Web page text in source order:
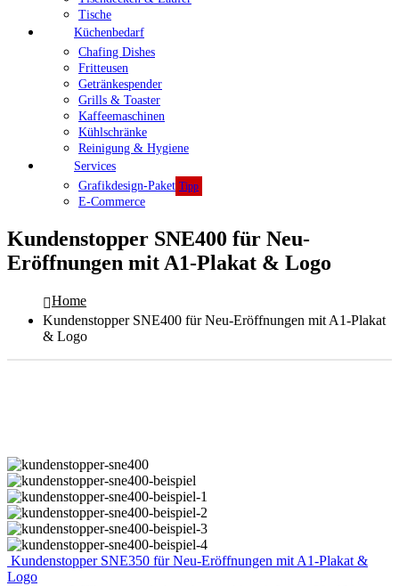
Tische
Küchenbedarf
Chafing Dishes
Fritteusen
Getränkespender
Grills & Toaster
Kaffeemaschinen
Kühlschränke
Reinigung & Hygiene
Services
Grafikdesign-Paket Tipp
E-Commerce
Kundenstopper SNE400 für Neu-
Eröffnungen mit A1-Plakat & Logo
Home
Kundenstopper SNE400 für Neu-Eröffnungen mit A1-Plakat
& Logo
Kundenstopper SNE350 für Neu-Eröffnungen mit A1-Plakat &
Logo